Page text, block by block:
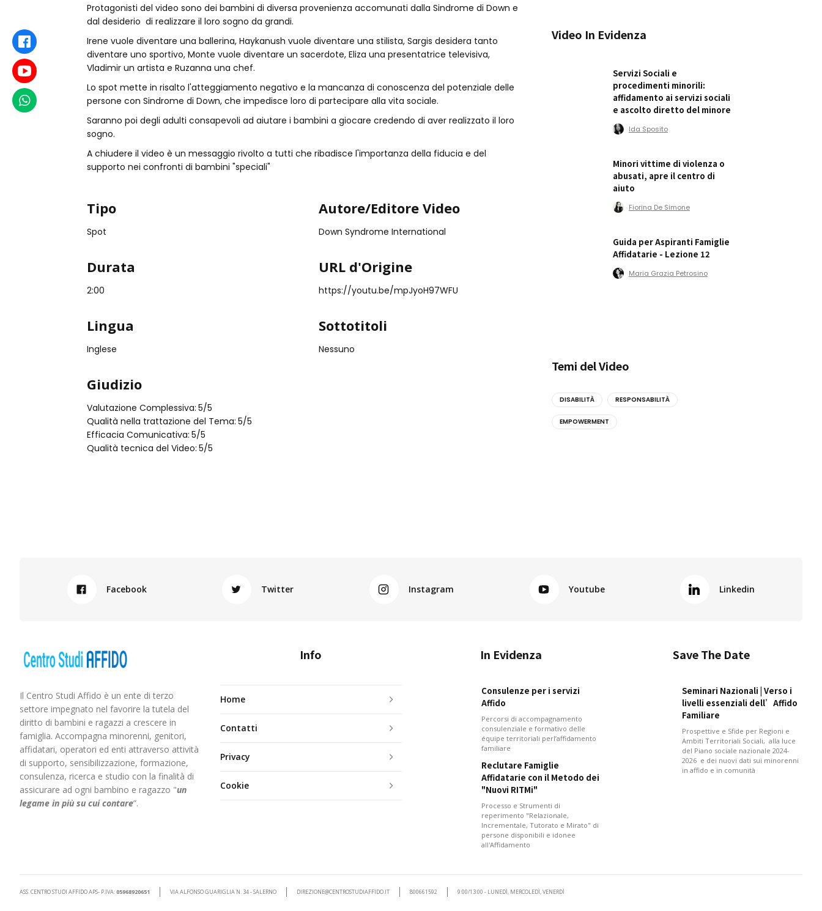
Protagonisti del video sono dei bambini di diversa provenienza accomunati dalla Sindrome di Down e
dal desiderio di realizzare il loro sogno da grandi.
Irene vuole diventare una ballerina, Haykanush vuole diventare una stilista, Sargis desidera tanto
diventare uno sportivo, Monte vuole diventare un sacerdote, Eliza una presentatrice televisiva,
Vladimir un artista e Ruzanna una chef.
Lo spot mette in risalto l'atteggiamento negativo e la mancanza di conoscenza del potenziale delle
persone con Sindrome di Down, che impedisce loro di partecipare alla vita sociale.
Saranno poi degli adulti consapevoli ad aiutare i bambini a giocare credendo di aver realizzato il loro
sogno.
A chiudere il video è un messaggio rivolto a tutti che ribadisce l'importanza della fiducia e del
supporto nei confronti di bambini "speciali"
Tipo
Spot
Autore/Editore Video
Down Syndrome International
Durata
2:00
URL d'Origine
https://youtu.be/mpJyoH97WFU
Lingua
Inglese
Sottotitoli
Nessuno
Giudizio
Valutazione Complessiva: 5/5
Qualità nella trattazione del Tema: 5/5
Efficacia Comunicativa: 5/5
Qualità tecnica del Video: 5/5
Video In Evidenza
Servizi Sociali e
procedimenti minorili:
affidamento ai servizi sociali
e ascolto diretto del minore
Ida Sposito
Minori vittime di violenza o
abusati, apre il centro di
aiuto
Fiorina De Simone
Guida per Aspiranti Famiglie
Affidatarie - Lezione 12
Maria Grazia Petrosino
Temi del Video
DISABILITÀ RESPONSABILITÀ
EMPOWERMENT
Facebook Twitter Instagram Youtube Linkedin
Il Centro Studi Affido è un ente di terzo
settore impegnato nel favorire la tutela del
diritto di bambini e ragazzi a crescere in
famiglia. Accompagna minorenni, genitori,
affidatari, operatori ed enti attraverso attività
di supporto, sensibilizzazione, formazione,
consulenza, ricerca e studio con la finalità di
assicurare ad ogni bambino e ragazzo "un
legame in più su cui contare”.
Info
Home
Contatti
Privacy
Cookie
In Evidenza
Consulenze per i servizi
Affido
Percorsi di accompagnamento
consulenziale e formativo delle
équipe territoriali perl’affidamento
familiare
Reclutare Famiglie
Affidatarie con il Metodo dei
"Nuovi RITMi"
Processo e Strumenti di
reperimento "Relazionale,
Incrementale, Tutorato e Mirato" di
persone disponibili e idonee
all'Affidamento
Save The Date
Seminari Nazionali | Verso i
livelli essenziali dell’Affido
Familiare
Prospettive e Sfide per Regioni e
Ambiti Territoriali Sociali, alla luce
del Piano sociale nazionale 2024-
2026 e dei nuovi dati sui minorenni
in affido e in comunità
ASS. CENTRO STUDI AFFIDO APS- P.IVA:05968920651 VIA ALFONSO GUARIGLIA N. 34 - SALERNO DIREZIONE@CENTROSTUDIAFFIDO.IT 800661592 9:00/13:00 - LUNEDÌ, MERCOLEDÌ, VENERDÌ